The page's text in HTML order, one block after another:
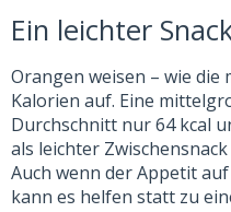
Ein leichter
Orangen weisen – wie die
Kalorien auf. Eine
Durchschnitt nur 64 kcal
als leichter
Auch wenn der Appetit
kann es helfen statt zu